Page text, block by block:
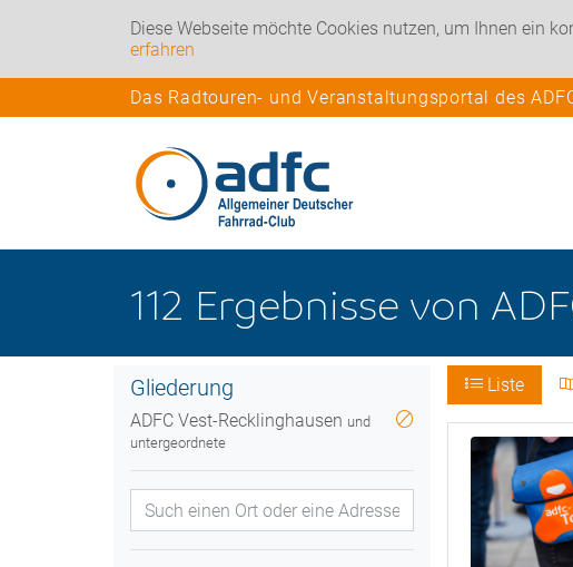
Diese Webseite möchte Cookies nutzen, um Ihnen ein
erfahren
Das Radtouren- und Veranstaltungsportal des
112 Ergebnisse von
Gliederung
ADFC Vest-Recklinghausen und
untergeordnete
Liste